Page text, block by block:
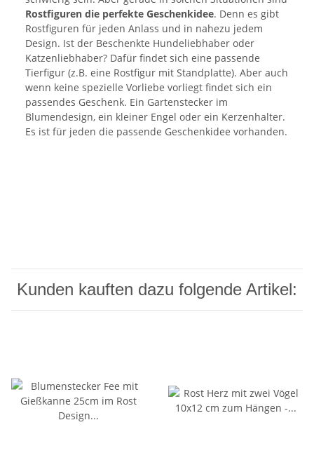
Rostfiguren die perfekte Geschenkidee. Denn es gibt
Rostfiguren für jeden Anlass und in nahezu jedem
Design. Ist der Beschenkte Hundeliebhaber oder
Katzenliebhaber? Dafür findet sich eine passende
Tierfigur (z.B. eine Rostfigur mit Standplatte). Aber auch
wenn keine spezielle Vorliebe vorliegt findet sich ein
passendes Geschenk. Ein Gartenstecker im
Blumendesign, ein kleiner Engel oder ein Kerzenhalter.
Es ist für jeden die passende Geschenkidee vorhanden.
Kunden kauften dazu folgende Artikel: